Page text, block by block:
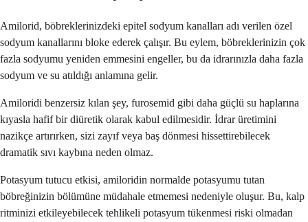
Amilorid, böbreklerinizdeki epitel sodyum kanalları adı verilen özel
sodyum kanallarını bloke ederek çalışır. Bu eylem, böbreklerinizin çok
fazla sodyumu yeniden emmesini engeller, bu da idrarınızla daha fazla
sodyum ve su atıldığı anlamına gelir.
Amiloridi benzersiz kılan şey, furosemid gibi daha güçlü su haplarına
kıyasla hafif bir diüretik olarak kabul edilmesidir. İdrar üretimini
nazikçe artırırken, sizi zayıf veya baş dönmesi hissettirebilecek
dramatik sıvı kaybına neden olmaz.
Potasyum tutucu etkisi, amiloridin normalde potasyumu tutan
böbreğinizin bölümüne müdahale etmemesi nedeniyle oluşur. Bu, kalp
ritminizi etkileyebilecek tehlikeli potasyum tükenmesi riski olmadan